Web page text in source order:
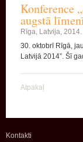
Konference
augstā
Rīga, Latvija,
30. oktobrī Rīgā,
Latvijā 2014”. Šī
Atpakaļ
Kontakti